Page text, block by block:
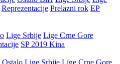
Reprezentacije Prelazni rok EP
Lige Srbije Lige Crne Gore
SP 2019 Kina
Ostalo Lige Srbije Lige Crne Gore